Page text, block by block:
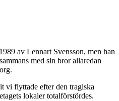
av Lennart Svensson, men han
med sin bror allaredan
vi flyttade efter den tragiska
lokaler totalförstördes.